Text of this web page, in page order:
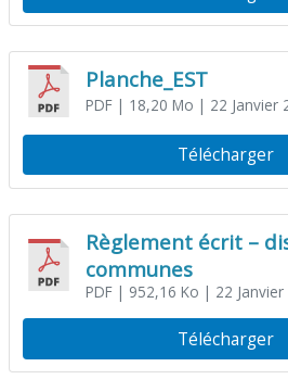
Planche_EST
PDF| 18,20 Mo | 22 Janvier
Télécharger
Règlement écrit –
communes
PDF| 952,16 Ko | 22 Janvier
Télécharger